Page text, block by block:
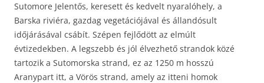
Sutomore Jelentős, keresett és kedvelt nyaralóhely, a
Barska riviéra, gazdag vegetációjával és állandósult
időjárásával csábít. Szépen fejlődött az elmúlt
évtizedekben. A legszebb és jól élvezhető strandok közé
tartozik a Sutomorska strand, ez az 1250 m hosszú
Aranypart itt, a Vörös strand, amely az itteni homok